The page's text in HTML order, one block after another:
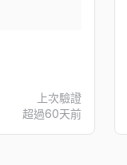
上次驗證
超過60天前